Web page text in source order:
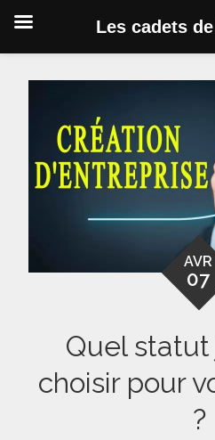
AVR
07
Quel
choisir pour
?
Les cadets